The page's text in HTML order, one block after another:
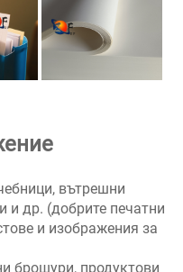
вътрешни
и др. (добрите печатни
и изображения за
брошури, продуктови